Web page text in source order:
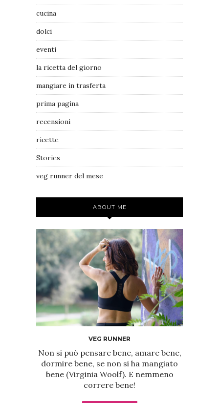
cucina
dolci
eventi
la ricetta del giorno
mangiare in trasferta
prima pagina
recensioni
ricette
Stories
veg runner del mese
ABOUT ME
VEG RUNNER
Non si può pensare bene, amare bene,
dormire bene, se non si ha mangiato
bene (Virginia Woolf). E nemmeno
correre bene!